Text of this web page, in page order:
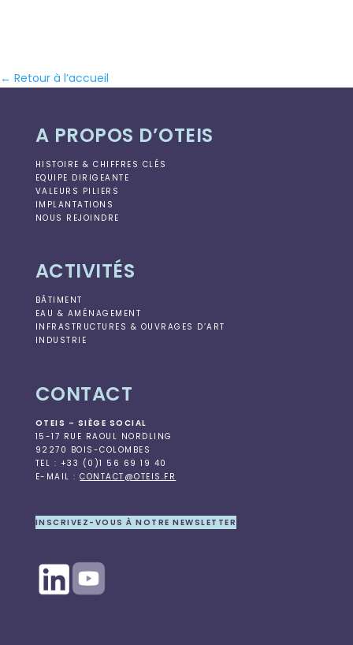
← Retour à l’accueil
A PROPOS D’OTEIS
HISTOIRE & CHIFFRES CLÉS
EQUIPE DIRIGEANTE
VALEURS PILIERS
IMPLANTATIONS
NOUS REJOINDRE
ACTIVITÉS
BÂTIMENT
EAU & AMÉNAGEMENT
INFRASTRUCTURES & OUVRAGES D’ART
INDUSTRIE
CONTACT
OTEIS – SIÈGE SOCIAL
15-17 RUE RAOUL NORDLING
92270 BOIS-COLOMBES
TEL : +33 (0)1 56 69 19 40
E-MAIL :CONTACT@OTEIS.FR
INSCRIVEZ-VOUS À NOTRE NEWSLETTER